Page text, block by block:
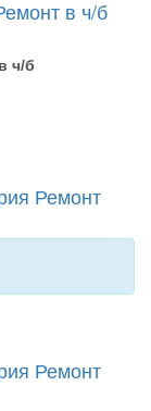
в ч/б
ч/б
Ремонт
Ремонт